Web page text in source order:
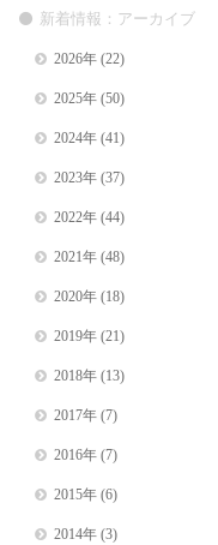
新着情報：アーカイブ
2026年(22)
2025年(50)
2024年(41)
2023年(37)
2022年(44)
2021年(48)
2020年(18)
2019年(21)
2018年(13)
2017年(7)
2016年(7)
2015年(6)
2014年(3)